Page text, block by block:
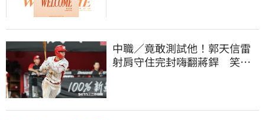
中職／竟敢測試他！郭天信雷
射肩守住完封嗨翻蔣銲 笑談